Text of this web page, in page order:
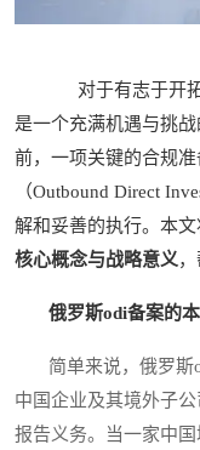
对于有志于开拓
是一个充满机遇与挑
前，一项关键的合规
（Outbound Direct
解和妥善的执行。本
核心概念与战略意义
俄罗斯odi备案的
简单来说，俄罗斯
中国企业及其境外子
报告义务。当一家中